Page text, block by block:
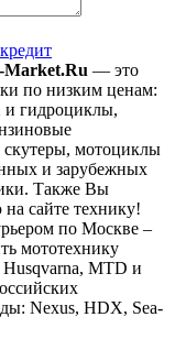
Market.Ru — это
по низким ценам:
гидроциклы,
скутеры, мотоциклы
и зарубежных
Также Вы
сайте технику!
по Москве –
мототехнику
Husqvarna, MTD и
Nexus, HDX, Sea-